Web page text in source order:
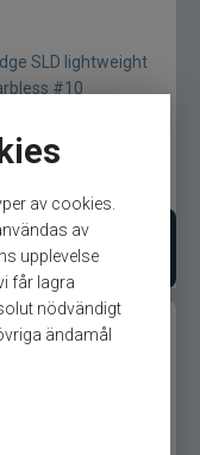
av cookies.
av
upplevelse
får lagra
nödvändigt
ändamål
SLD lightweight
#10
i varukorgen